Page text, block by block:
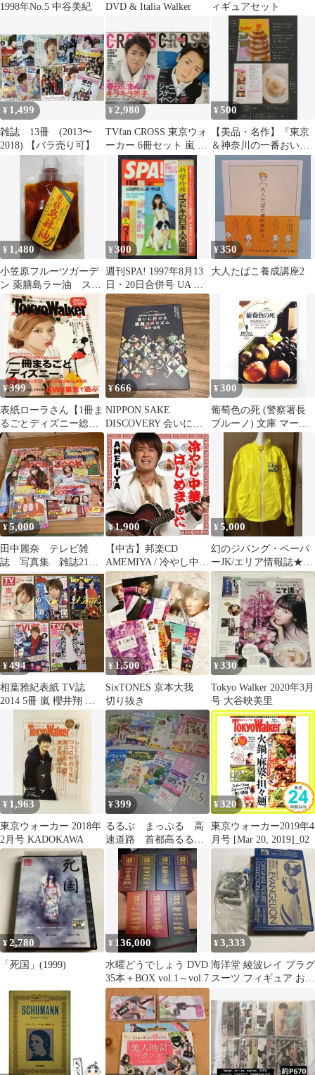
1998年No.5 中谷美紀
DVD & Italia Walker
ィギュアセット
¥ 1,499
雑誌 13冊 (2013〜
2018) 【バラ売り可】
¥2,980
TVfan CROSS 東京ウォ
ーカー 6冊セット 嵐 大
野智
¥500
【美品・名作】『東京
＆神奈川の一番おいし
いパンケーキ』
TokyoWalker
¥ 1,480
小笠原フルーツガーデ
ン 薬膳島ラー油 スタ
ンドパック辣油
¥300
週刊SPA! 1997年8月13
日・20日合併号 UA コ
ーネリアス 小山田圭吾
¥350
大人たばこ養成講座2
¥399
表紙ローラさん【1冊ま
るごとディズニー総力
特集】東京ウォーカー
2013.5/7号
¥666
NIPPON SAKE
DISCOVERY 会いに行
ける酒蔵ツーリズム 仙
台・…
¥300
葡萄色の死 (警察署長
ブルーノ) 文庫 マーテ
ィン・ウォーカー 東京
創元社
¥5,000
田中麗奈 テレビ雑
誌 写真集 雑誌21冊
2000年頃
¥1,900
【中古】邦楽CD
AMEMIYA / 冷やし中華
はじめました / 東京ウ
ォーカーに載りました
¥5,000
幻のジパング・ペーパ
ーJK/エリア情報誌★非
売品‼️
¥494
相葉雅紀表紙 TV誌
2014 5冊 嵐 櫻井翔 デ
¥1,500
SixTONES 京本大我
切り抜き
¥ 330
Tokyo Walker 2020年3月
号 大谷映美里
¥ 1,963
東京ウォーカー 2018年
2月号 KADOKAWA
¥399
るるぶ まっぷる 高
速道路 首都高るる
ぶ ハイウェイ旅行ガ
イド雑誌テイクフリー
¥320
東京ウォーカー2019年4
月号 [Mar 20, 2019]_02
¥2,780
「死国」(1999)
¥ 136,000
水曜どうでしょう DVD
35本＋BOX vol.1～vol.7
¥3,333
海洋堂 綾波レイ プラグ
スーツ フィギュア おま